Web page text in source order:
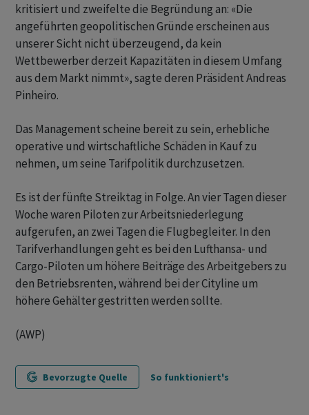
kritisiert und zweifelte die Begründung an: «Die
angeführten geopolitischen Gründe erscheinen aus
unserer Sicht nicht überzeugend, da kein
Wettbewerber derzeit Kapazitäten in diesem Umfang
aus dem Markt nimmt», sagte deren Präsident Andreas
Pinheiro.
Das Management scheine bereit zu sein, erhebliche
operative und wirtschaftliche Schäden in Kauf zu
nehmen, um seine Tarifpolitik durchzusetzen.
Es ist der fünfte Streiktag in Folge. An vier Tagen dieser
Woche waren Piloten zur Arbeitsniederlegung
aufgerufen, an zwei Tagen die Flugbegleiter. In den
Tarifverhandlungen geht es bei den Lufthansa- und
Cargo-Piloten um höhere Beiträge des Arbeitgebers zu
den Betriebsrenten, während bei der Cityline um
höhere Gehälter gestritten werden sollte.
(AWP)
Bevorzugte Quelle So funktioniert's